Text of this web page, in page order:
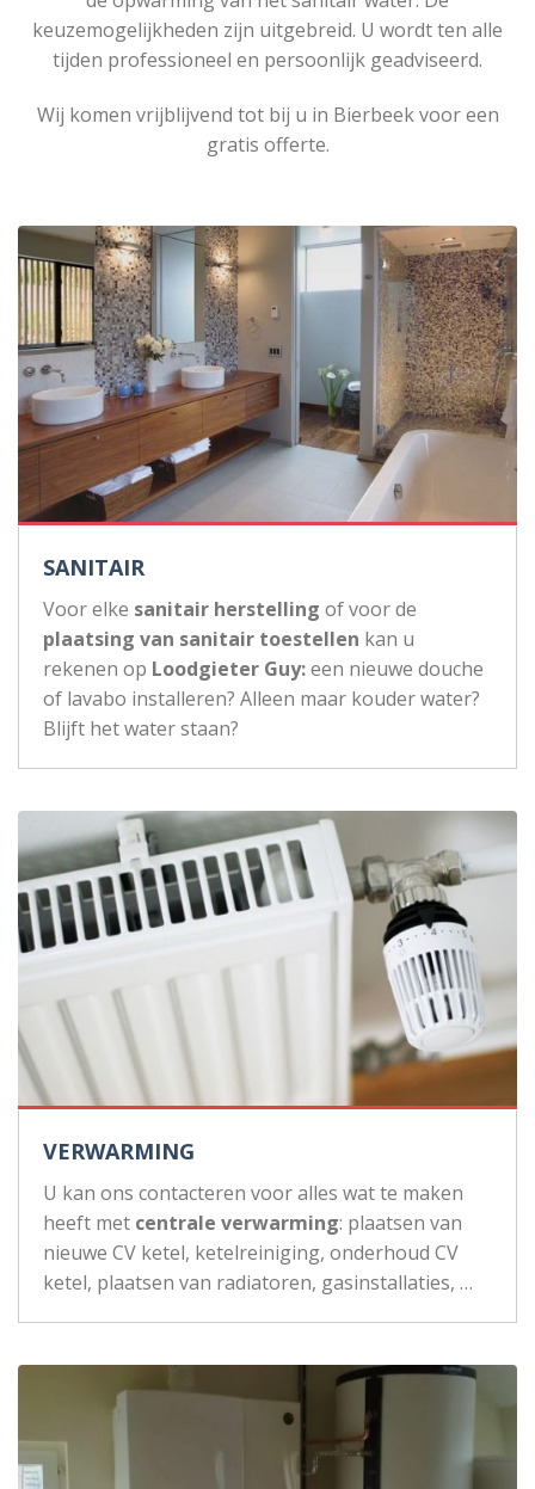
keuzemogelijkheden zijn uitgebreid. U wordt ten alle
tijden professioneel en persoonlijk geadviseerd.
Wij komen vrijblijvend tot bij u in Bierbeek voor een
gratis offerte.
SANITAIR
Voor elke sanitair herstelling of voor de
plaatsing van sanitair toestellen kan u
rekenen op Loodgieter Guy:een nieuwe douche
of lavabo installeren? Alleen maar kouder water?
Blijft het water staan?
VERWARMING
U kan ons contacteren voor alles wat te maken
heeft met centrale verwarming: plaatsen van
nieuwe CV ketel, ketelreiniging, onderhoud CV
ketel, plaatsen van radiatoren, gasinstallaties, …